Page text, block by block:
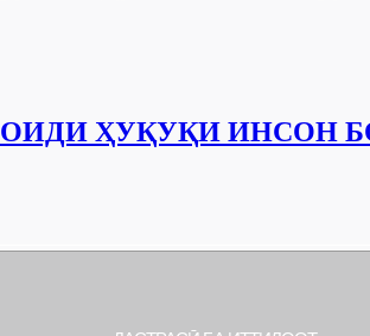
ҲУҚУҚИ ИНСОН